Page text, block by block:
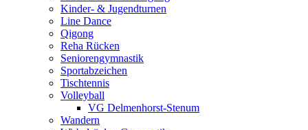
Kinder- & Jugendturnen
Line Dance
Qigong
Reha Rücken
Seniorengymnastik
Sportabzeichen
Tischtennis
Volleyball
VG Delmenhorst-Stenum
Wandern